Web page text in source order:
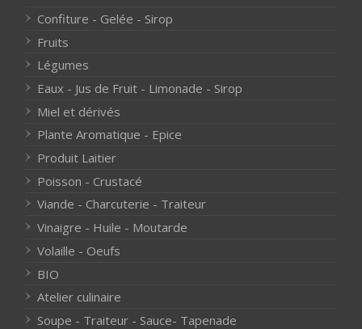
Confiture - Gelée - Sirop
Fruits
Légumes
Eaux - Jus de Fruit - Limonade - Sirop
Miel et dérivés
Plante Aromatique - Epice
Produit Laitier
Poisson - Crustacé
Viande - Charcuterie - Traiteur
Vinaigre - Huile - Moutarde
Volaille - Oeufs
BIO
Atelier culinaire
Soupe - Traiteur - Sauce- Tapenade